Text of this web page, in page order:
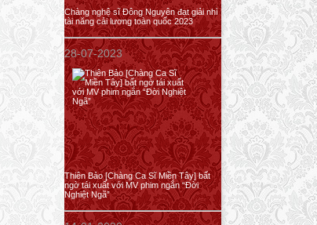
Chàng nghệ sĩ Đông Nguyên đạt giải nhì
tài năng cải lương toàn quốc 2023
28-07-2023
Thiên Bảo [Chàng Ca Sĩ Miền Tây] bất
ngờ tái xuất với MV phim ngắn “Đời
Nghiệt Ngã”